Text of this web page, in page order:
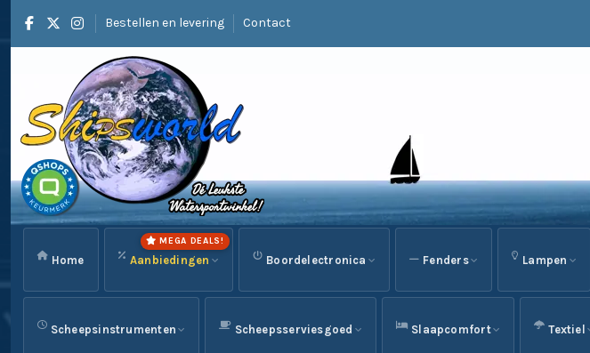
Bestellen en levering Contact
Home Aanbiedingen
MEGA DEALS!
Boordelectronica Fenders Lampen
Scheepsinstrumenten Scheepsserviesgoed Slaapcomfort Textiel